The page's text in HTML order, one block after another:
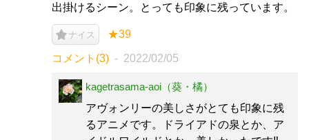
出掛けるシーン。とっても印象に残っています。
ナイス ★39
コメント(3) 2022/02/05
kagetrasama-aoi（葵・橘）
アヴォンリーの美しさがとても印象に残
るアニメです。ドライアドの泉とか、ア